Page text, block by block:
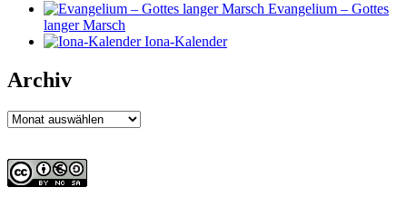
Evangelium – Gottes
langer Marsch
Iona-Kalender
Archiv
Archiv